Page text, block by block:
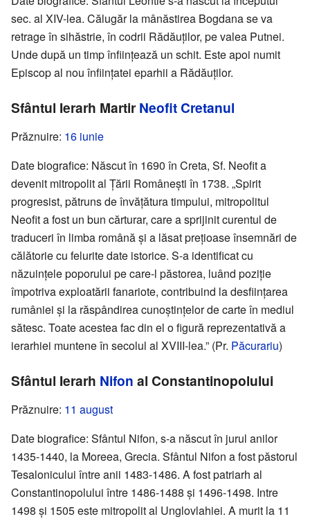
sec. al XIV-lea. Călugăr la mânăstirea Bogdana se va
retrage în sihăstrie, în codrii Rădăuților, pe valea Putnei.
Unde după un timp înființează un schit. Este apoi numit
Episcop al nou înființatei eparhii a Rădăuților.
Sfântul Ierarh Martir Neofit Cretanul
Prăznuire: 16 iunie
Date biografice: Născut în 1690 în Creta, Sf. Neofit a
devenit mitropolit al Țării Românești în 1738. „Spirit
progresist, pătruns de învățătura timpului, mitropolitul
Neofit a fost un bun cărturar, care a sprijinit curentul de
traduceri în limba română și a lăsat prețioase însemnări de
călătorie cu felurite date istorice. S-a identificat cu
năzuințele poporului pe care-l păstorea, luând poziție
împotriva exploatării fanariote, contribuind la desființarea
rumâniei și la răspândirea cunoștințelor de carte în mediul
sătesc. Toate acestea fac din el o figură reprezentativă a
ierarhiei muntene în secolul al XVIII-lea.” (Pr. Păcurariu)
Sfântul Ierarh Nifon al Constantinopolului
Prăznuire: 11 august
Date biografice: Sfântul Nifon, s-a născut în jurul anilor
1435-1440, la Moreea, Grecia. Sfântul Nifon a fost păstorul
Tesalonicului între anii 1483-1486. A fost patriarh al
Constantinopolului între 1486-1488 și 1496-1498. Intre
1498 și 1505 este mitropolit al Unglovlahiei. A murit la 11